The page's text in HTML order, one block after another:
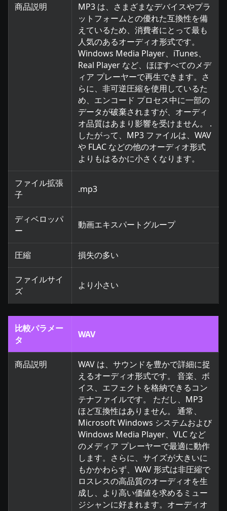
商品説明
MP3 は、さまざまなデバイスやプラ
ットフォームとの優れた互換性を備
えているため、消費者にとって最も
人気のあるオーディオ形式です。
Windows Media Player、iTunes、
Real Player など、ほぼすべてのメデ
ィア プレーヤーで再生できます。さ
らに、非可逆圧縮を使用しているた
め、エンコード プロセス中に一部の
データが破棄されますが、オーディ
オ品質はあまり影響を受けません。 .
したがって、MP3 ファイルは、WAV
や FLAC などの他のオーディオ形式
よりもはるかに小さくなります。
ファイル拡張
子
.mp3
ディベロッパ
ー
動画エキスパートグループ
圧縮 損失の多い
ファイルサイ
ズ
より小さい
比較パラメー
タ
WAV
商品説明
WAV は、サウンドを豊かで詳細に捉
えるオーディオ形式です。 音楽、ボ
イス、エフェクトを格納できるコン
テナファイルです。 ただし、MP3
ほど互換性はありません。 通常、
Microsoft Windows システムおよび
Windows Media Player、VLC など
のメディア プレーヤーで最適に動作
します。さらに、サイズが大きいに
もかかわらず、WAV 形式は非圧縮で
ロスレスの高品質のオーディオを生
成し、より高い価値を求めるミュー
ジシャンに好まれます。オーディオ